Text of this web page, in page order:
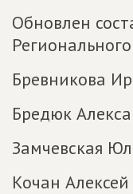
Обновлен
Бревникова
Бредюк
Замчевская
Кочан